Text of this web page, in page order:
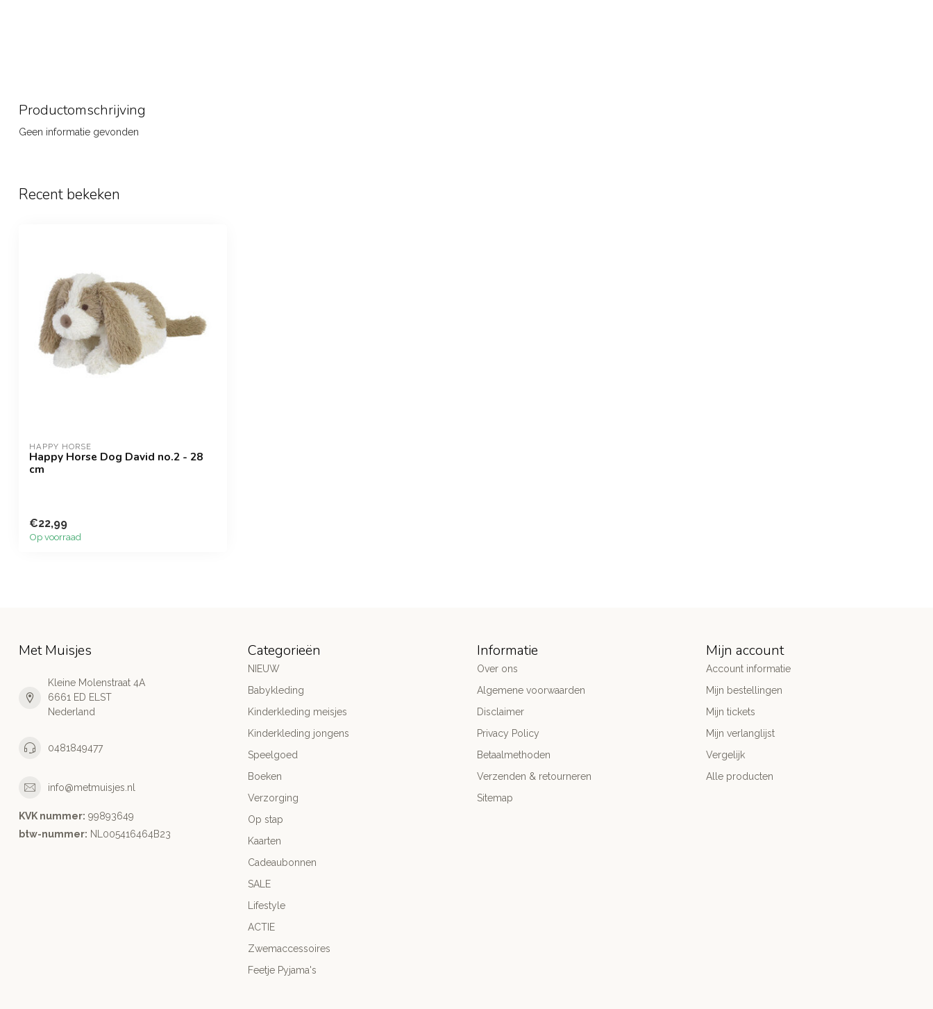
Productomschrijving
Geen informatie gevonden
Recent bekeken
HAPPY HORSE
Happy Horse Dog David no.2 - 28
cm
€22,99
Op voorraad
Met Muisjes
Kleine Molenstraat 4A
6661 ED ELST
Nederland
0481849477
info@metmuisjes.nl
KVK nummer: 99893649
btw-nummer: NL005416464B23
Categorieën
NIEUW
Babykleding
Kinderkleding meisjes
Kinderkleding jongens
Speelgoed
Boeken
Verzorging
Op stap
Kaarten
Cadeaubonnen
SALE
Lifestyle
ACTIE
Zwemaccessoires
Feetje Pyjama's
Informatie
Over ons
Algemene voorwaarden
Disclaimer
Privacy Policy
Betaalmethoden
Verzenden & retourneren
Sitemap
Mijn account
Account informatie
Mijn bestellingen
Mijn tickets
Mijn verlanglijst
Vergelijk
Alle producten